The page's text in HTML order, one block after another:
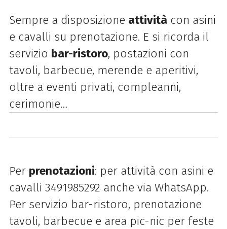
Sempre a disposizione attivitàcon asini
e cavalli su prenotazione. E si ricorda il
servizio bar-ristoro, postazioni con
tavoli, barbecue, merende e aperitivi,
oltre a eventi privati, compleanni,
cerimonie…
Per prenotazioni: per attività con asini e
cavalli 3491985292 anche via WhatsApp.
Per servizio bar-ristoro, prenotazione
tavoli, barbecue e area pic-nic per feste